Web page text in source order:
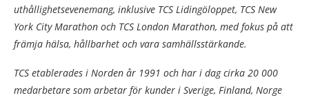
uthållighetsevenemang, inklusive TCS Lidingöloppet, TCS New
York City Marathon och TCS London Marathon, med fokus på att
främja hälsa, hållbarhet och vara samhällsstärkande.
TCS etablerades i Norden år 1991 och har i dag cirka 20 000
medarbetare som arbetar för kunder i Sverige, Finland, Norge